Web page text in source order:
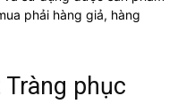
phải hàng giả, hàng
phục